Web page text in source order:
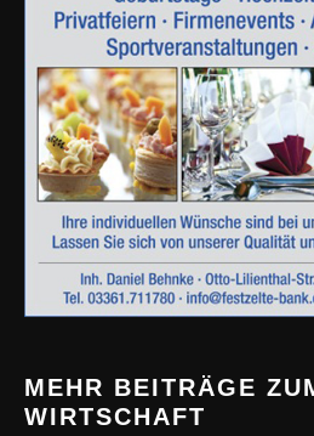
MEHR BEITRÄGE
WIRTSCHAFT